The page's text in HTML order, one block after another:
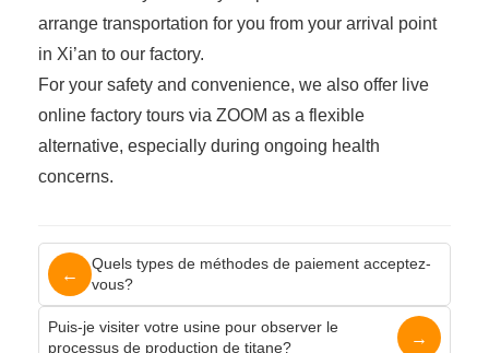
arrange transportation for you from your arrival point
in Xi’an to our factory.
For your safety and convenience, we also offer live
online factory tours via ZOOM as a flexible
alternative, especially during ongoing health
concerns.
←
Quels types de méthodes de paiement acceptez-
vous?
Puis-je visiter votre usine pour observer le
processus de production de titane?
→